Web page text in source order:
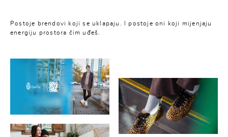
Postoje brendovi koji se uklapaju. I postoje oni koji mijenjaju
energiju prostora čim uđeš.